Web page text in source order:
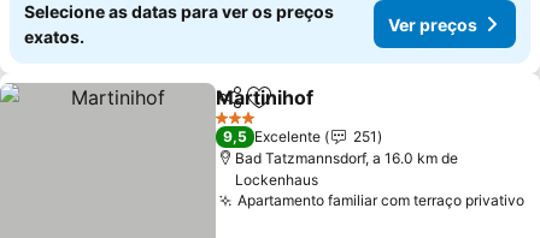
Selecione as datas para ver os preços
exatos.
Ver preços
PartilharAdicionar aos favoritos
Martinihof
3 Estrelas
9,5 Excelente
251
Bad Tatzmannsdorf, a 16.0 km de
Lockenhaus
Apartamento familiar com terraço privativo